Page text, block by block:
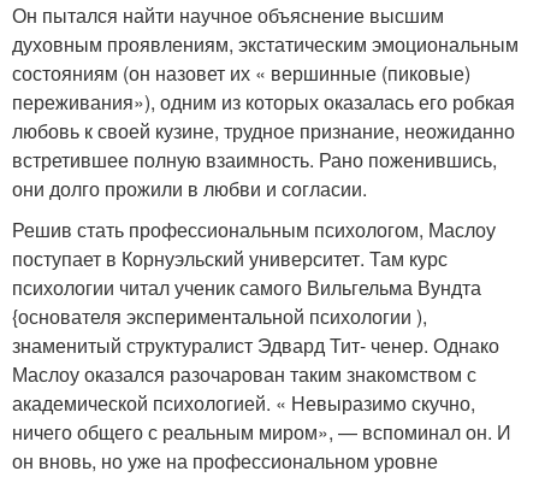
Он пытался найти научное объяснение высшим
духовным проявлениям, экстатическим эмоциональным
состояниям (он назовет их « вершинные (пиковые)
переживания»), одним из которых оказалась его робкая
любовь к своей кузине, трудное признание, неожиданно
встретившее полную взаимность. Рано поженившись,
они долго прожили в любви и согласии.
Решив стать профессиональным психологом, Маслоу
поступает в Корнуэльский университет. Там курс
психологии читал ученик самого Вильгельма Вундта
{основателя экспериментальной психологии ),
знаменитый структуралист Эдвард Тит- ченер. Однако
Маслоу оказался разочарован таким знакомством с
академической психологией. « Невыразимо скучно,
ничего общего с реальным миром», — вспоминал он. И
он вновь, но уже на профессиональном уровне